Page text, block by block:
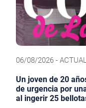
06/08/2026 -
Un joven de 20
de urgencia por
al ingerir 25